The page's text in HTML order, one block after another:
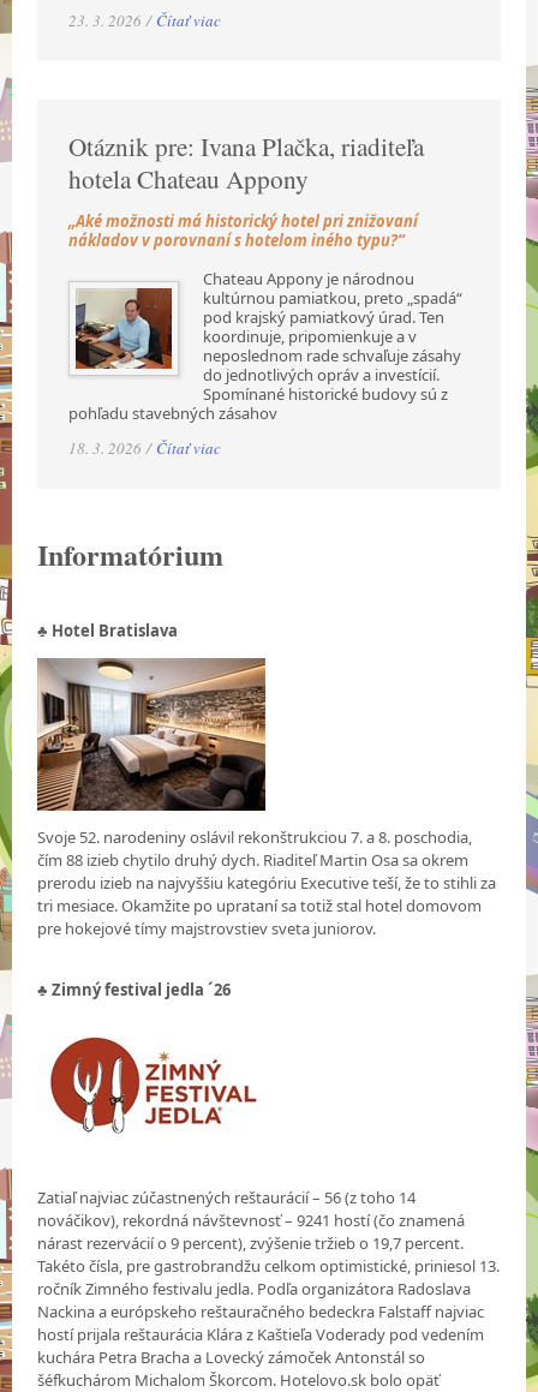
23. 3. 2026 / Čítať viac
Otáznik pre: Ivana Plačka, riaditeľa
hotela Chateau Appony
„Aké možnosti má historický hotel pri znižovaní
nákladov v porovnaní s hotelom iného typu?“
Chateau Appony je národnou
kultúrnou pamiatkou, preto „spadá“
pod krajský pamiatkový úrad. Ten
koordinuje, pripomienkuje a v
neposlednom rade schvaľuje zásahy
do jednotlivých opráv a investícií.
Spomínané historické budovy sú z
pohľadu stavebných zásahov
18. 3. 2026 / Čítať viac
Informatórium
♣ Hotel Bratislava
Svoje 52. narodeniny oslávil rekonštrukciou 7. a 8. poschodia,
čím 88 izieb chytilo druhý dych. Riaditeľ Martin Osa sa okrem
prerodu izieb na najvyššiu kategóriu Executive teší, že to stihli za
tri mesiace. Okamžite po uprataní sa totiž stal hotel domovom
pre hokejové tímy majstrovstiev sveta juniorov.
♣ Zimný festival jedla ´26
Zatiaľ najviac zúčastnených reštaurácií – 56 (z toho 14
nováčikov), rekordná návštevnosť – 9241 hostí (čo znamená
nárast rezervácií o 9 percent), zvýšenie tržieb o 19,7 percent.
Takéto čísla, pre gastrobrandžu celkom optimistické, priniesol 13.
ročník Zimného festivalu jedla. Podľa organizátora Radoslava
Nackina a európskeho reštauračného bedeckra Falstaff najviac
hostí prijala reštaurácia Klára z Kaštieľa Voderady pod vedením
kuchára Petra Bracha a Lovecký zámoček Antonstál so
šéfkuchárom Michalom Škorcom. Hotelovo.sk bolo opäť